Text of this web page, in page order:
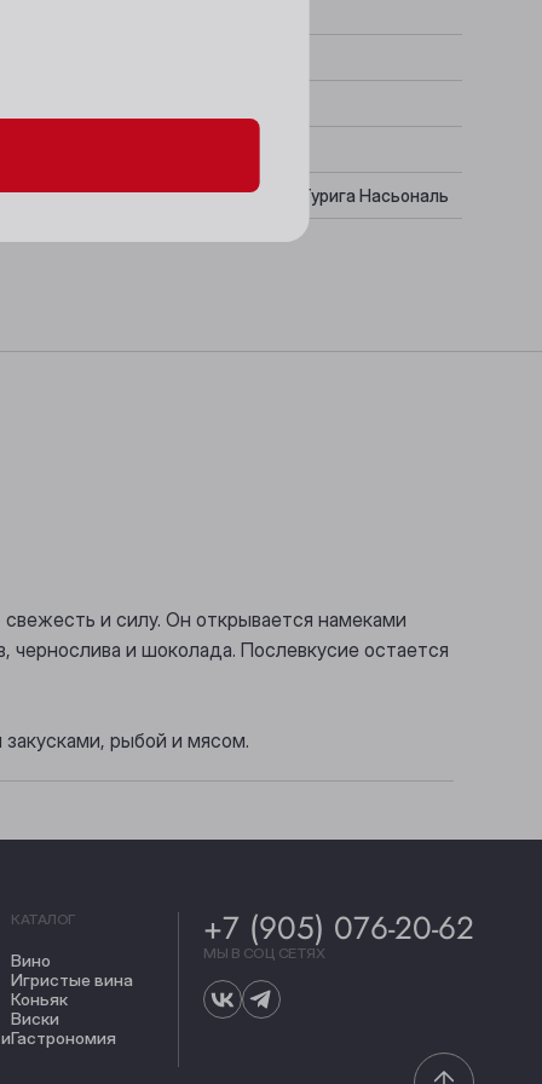
Као, Тинта Баррока, Тинта Рориз, Турига Насьональ
Фруктово-ягодный
и силу. Он открывается намеками
чернослива и шоколада. Послевкусие остается
рыбой и мясом.
КАТАЛОГ
Вино
Игристые вина
Коньяк
Виски
Гастрономия
+7 (905) 076-20-62
МЫ В СОЦ СЕТЯХ